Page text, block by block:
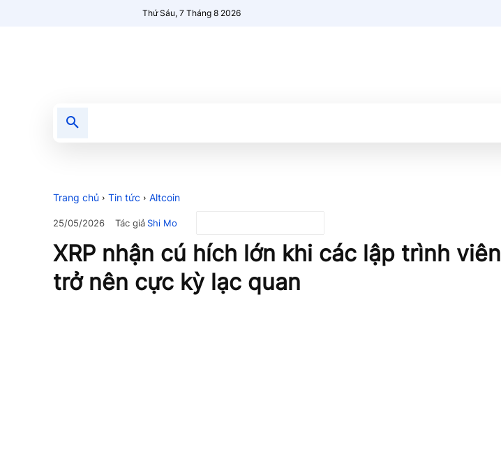
Thứ Sáu, 7 Tháng 8 2026
Trang chủ Tin tức Altcoin
25/05/2026 Tác giảShi Mo
XRP nhận cú hích lớn khi các lập trình viên
trở nên cực kỳ lạc quan